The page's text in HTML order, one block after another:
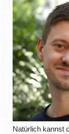
Natürlich kannst